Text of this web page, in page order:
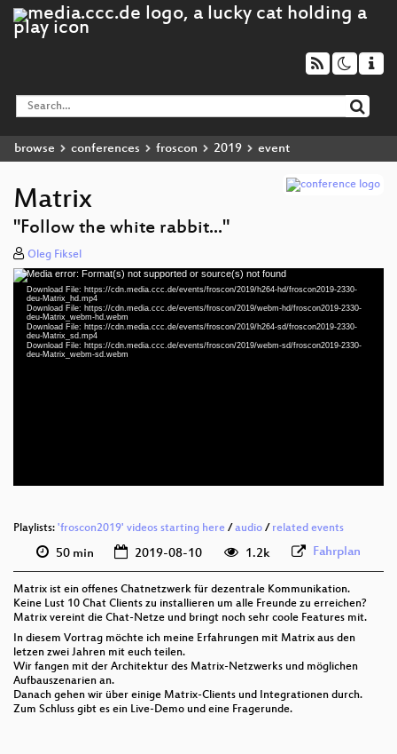
browse conferences froscon 2019 event
Matrix
"Follow the white rabbit..."
Oleg Fiksel
Video
Player
Media error: Format(s) not supported or source(s) not found
Download File: https://cdn.media.ccc.de/events/froscon/2019/h264-hd/froscon2019-2330-
deu-Matrix_hd.mp4
Download File: https://cdn.media.ccc.de/events/froscon/2019/webm-hd/froscon2019-2330-
deu-Matrix_webm-hd.webm
Download File: https://cdn.media.ccc.de/events/froscon/2019/h264-sd/froscon2019-2330-
deu-Matrix_sd.mp4
Download File: https://cdn.media.ccc.de/events/froscon/2019/webm-sd/froscon2019-2330-
deu-Matrix_webm-sd.webm
Playlists: 'froscon2019' videos starting here /audio / related events
50 min 2019-08-10 1.2k Fahrplan
Matrix ist ein offenes Chatnetzwerk für dezentrale Kommunikation.
Keine Lust 10 Chat Clients zu installieren um alle Freunde zu erreichen?
Matrix vereint die Chat-Netze und bringt noch sehr coole Features mit.
In diesem Vortrag möchte ich meine Erfahrungen mit Matrix aus den
letzen zwei Jahren mit euch teilen.
Wir fangen mit der Architektur des Matrix-Netzwerks und möglichen
Aufbauszenarien an.
Danach gehen wir über einige Matrix-Clients und Integrationen durch.
Zum Schluss gibt es ein Live-Demo und eine Fragerunde.